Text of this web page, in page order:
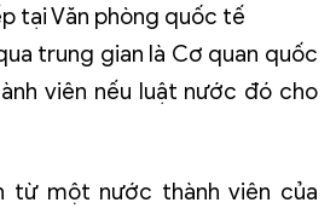
tại Văn phòng quốc tế
trung gian là Cơ quan quốc
viên nếu luật nước đó cho
từ một nước thành viên của